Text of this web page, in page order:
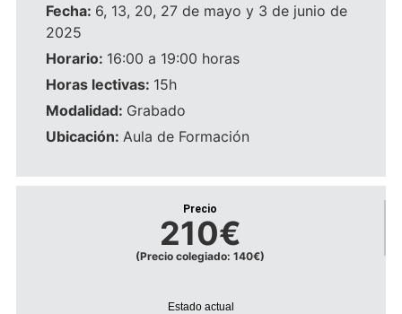
Fecha: 6, 13, 20, 27 de mayo y 3 de junio de
2025
Horario: 16:00 a 19:00 horas
Horas lectivas: 15h
Modalidad: Grabado
Ubicación: Aula de Formación
Precio
210€
(Precio colegiado: 140€)
Estado actual